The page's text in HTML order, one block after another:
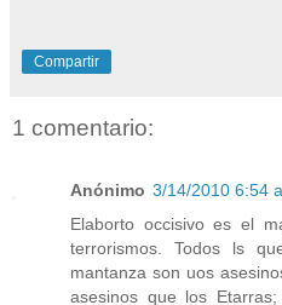
Compartir
1 comentario:
Anónimo 3/14/2010 6:54
Elaborto occisivo es el
terrorismos. Todos ls
mantanza son uos
asesinos que los